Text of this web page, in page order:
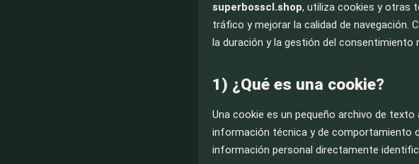
superbosscl.shop, utiliza cookies y otras
tráfico y mejorar la calidad de navegación.
la duración y la gestión del consentimiento
1) ¿Qué es una cookie?
Una cookie es un pequeño archivo de
información técnica y de comportamiento
información personal directamente